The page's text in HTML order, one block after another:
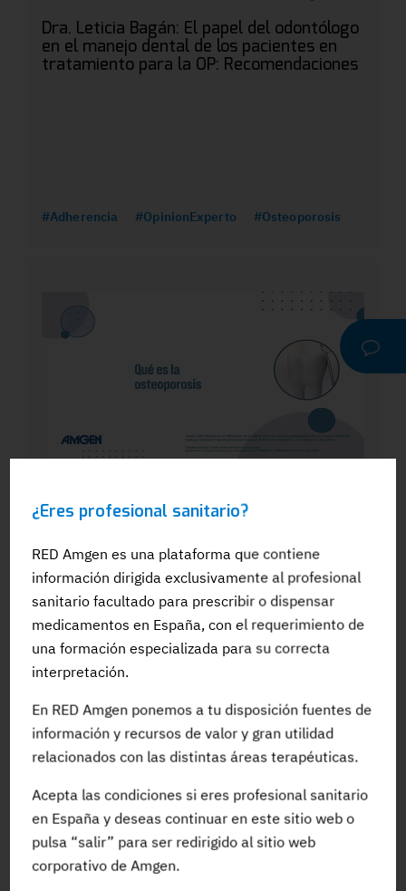
¿Eres profesional sanitario?
RED Amgen es una plataforma que contiene
información dirigida exclusivamente al profesional
sanitario facultado para prescribir o dispensar
medicamentos en España, con el requerimiento de
una formación especializada para su correcta
interpretación.
En RED Amgen ponemos a tu disposición fuentes de
información y recursos de valor y gran utilidad
relacionados con las distintas áreas terapéuticas.
Acepta las condiciones si eres profesional sanitario
en España y deseas continuar en este sitio web o
pulsa “salir” para ser redirigido al sitio web
corporativo de Amgen.
Dra. Leticia Bagán: El papel del odontólogo
en el manejo dental de los pacientes en
tratamiento para la OP: Recomendaciones
#Adherencia #OpinionExperto #Osteoporosis
Dra. Silvia González: El papel del
pacientes en tratamiento para la OP: Qué
es la osteoporosis
ACCEDE A TODA LA FORMACIÓN